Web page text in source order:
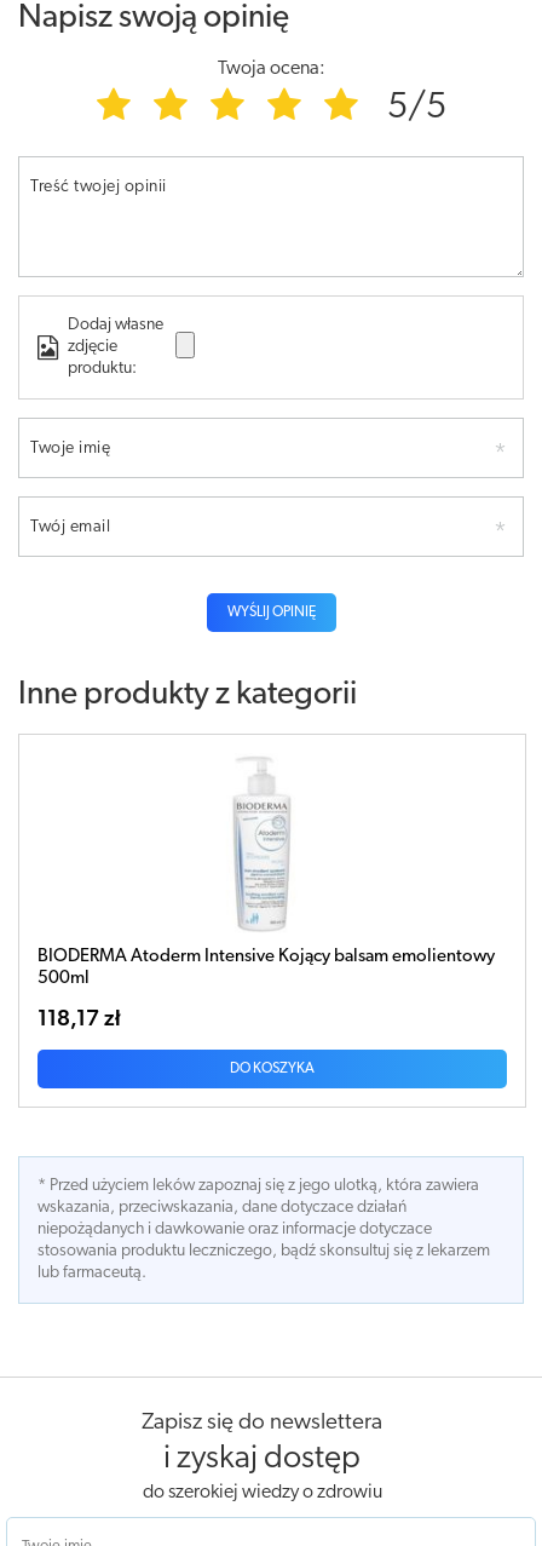
Napisz swoją opinię
Twoja ocena:
5/5
Treść twojej opinii
Dodaj własne
zdjęcie
produktu:
Twoje imię
Twój email
WYŚLIJ OPINIĘ
Inne produkty z kategorii
BIODERMA Atoderm Intensive Kojący balsam emolientowy
500ml
118,17 zł
DO KOSZYKA
* Przed użyciem leków zapoznaj się z jego ulotką, która zawiera
wskazania, przeciwskazania, dane dotyczace działań
niepożądanych i dawkowanie oraz informacje dotyczace
stosowania produktu leczniczego, bądź skonsultuj się z lekarzem
lub farmaceutą.
Zapisz się do newslettera
i zyskaj dostęp
do szerokiej wiedzy o zdrowiu